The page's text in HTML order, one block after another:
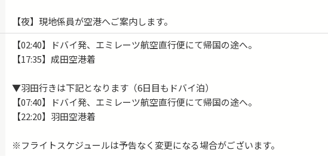
【夜】現地係員が空港へご案内します。
【02:40】ドバイ発、エミレーツ航空直行便にて帰国の途へ。
【17:35】成田空港着
▼羽田行きは下記となります（6日目もドバイ泊）
【07:40】ドバイ発、エミレーツ航空直行便にて帰国の途へ。
【22:20】羽田空港着
※フライトスケジュールは予告なく変更になる場合がございます。